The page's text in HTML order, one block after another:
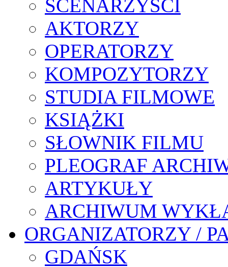
SCENARZYŚCI
AKTORZY
OPERATORZY
KOMPOZYTORZY
STUDIA FILMOWE
KSIĄŻKI
SŁOWNIK FILMU
PLEOGRAF
ARTYKUŁY
ARCHIWUM
ORGANIZATORZY /
GDAŃSK